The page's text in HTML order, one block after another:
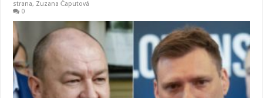
strana, Zuzana Čaputová
0